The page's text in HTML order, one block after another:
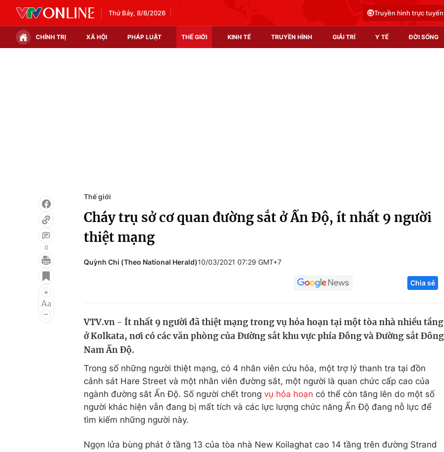
Thứ Bảy, 8/8/2026 Truyền hình trực tuyến
CHÍNH TRỊ XÃ HỘI PHÁP LUẬT THẾ GIỚI KINH TẾ TRUYỀN HÌNH GIẢI TRÍ Y TẾ ĐỜI SỐNG
Infographic
Điện ảnh
Âm nhạc
Chất lượng cuộc sống
Tuyển sinh
Hitech Công
Thị trường
0
Thế giới
Cháy trụ sở cơ quan đường sắt ở Ấn Độ, ít nhất 9 người
thiệt mạng
Quỳnh Chi (Theo National Herald)10/03/2021 07:29 GMT+7
Chia sẻ
VTV.vn - Ít nhất 9 người đã thiệt mạng trong vụ hỏa hoạn tại một tòa nhà nhiều tầng
ở Kolkata, nơi có các văn phòng của Đường sắt khu vực phía Đông và Đường sắt Đông
Nam Ấn Độ.
Trong số những người thiệt mạng, có 4 nhân viên cứu hỏa, một trợ lý thanh tra tại đồn
cảnh sát Hare Street và một nhân viên đường sắt, một người là quan chức cấp cao của
ngành đường sắt Ấn Độ. Số người chết trong vụ hỏa hoạn có thể còn tăng lên do một số
người khác hiện vẫn đang bị mất tích và các lực lượng chức năng Ấn Độ đang nỗ lực để
tìm kiếm những người này.
Ngọn lửa bùng phát ở tầng 13 của tòa nhà New Koilaghat cao 14 tầng trên đường Strand